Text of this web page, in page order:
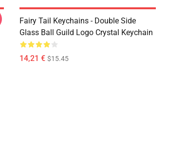
Fairy Tail Keychains - Double Side
Glass Ball Guild Logo Crystal Keychain
14,21 € $15.45